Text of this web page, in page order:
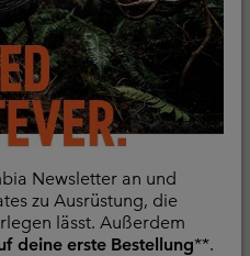
Newsletter an und
zu Ausrüstung, die
lässt. Außerdem
deine erste Bestellung**.
Vergleichen